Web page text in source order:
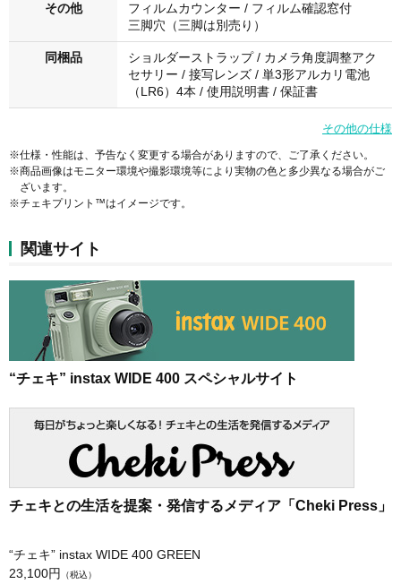
その他
フィルムカウンター / フィルム確認窓付
三脚穴（三脚は別売り）
同梱品
ショルダーストラップ / カメラ角度調整アク
セサリー / 接写レンズ / 単3形アルカリ電池
（LR6）4本 / 使用説明書 / 保証書
その他の仕様
※仕様・性能は、予告なく変更する場合がありますので、ご了承ください。
※商品画像はモニター環境や撮影環境等により実物の色と多少異なる場合がご
ざいます。
※チェキプリント™はイメージです。
関連サイト
“チェキ” instax WIDE 400 スペシャルサイト
チェキとの生活を提案・発信するメディア「Cheki Press」
“チェキ” instax WIDE 400 GREEN
23,100円
（税込）